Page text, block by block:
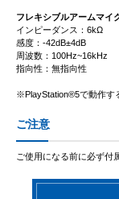
フレキシブルアームマイ
インピーダンス：6kΩ
感度：-42dB±4dB
周波数：100Hz~16kHz
指向性：無指向性
※PlayStation®5で動作す
ご注意
ご使用になる前に必ず付